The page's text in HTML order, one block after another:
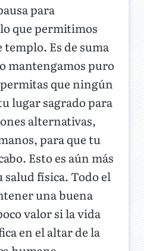
para
que permitimos
templo. Es de suma
mantengamos puro
que ningún
lugar sagrado para
alternativas,
para que tu
Esto es aún más
física. Todo el
una buena
valor si la vida
en el altar de la